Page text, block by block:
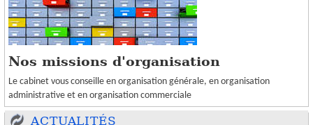
Nos missions d'organisation
Le cabinet vous conseille en organisation générale, en organisation
administrative et en organisation commerciale
ACTUALITÉS